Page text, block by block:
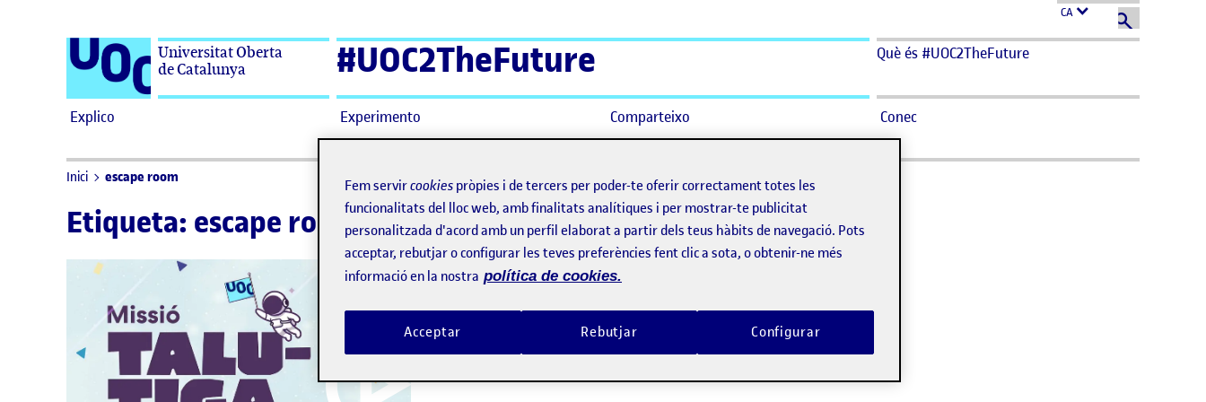
CA
Universitat Oberta
de Catalunya
#UOC2TheFuture Què és #UOC2TheFuture
Explico Experimento Comparteixo Conec
Inici escape room
Etiqueta: escape room
Fem servircookies pròpies i de tercers per poder-te oferir correctament totes les
funcionalitats del lloc web, amb finalitats analítiques i per mostrar-te publicitat
personalitzada d'acord amb un perfil elaborat a partir dels teus hàbits de navegació. Pots
acceptar, rebutjar o configurar les teves preferències fent clic a sota, o obtenir-ne més
informació en la nostra política de cookies.
Rebutjar
Acceptar Configurar